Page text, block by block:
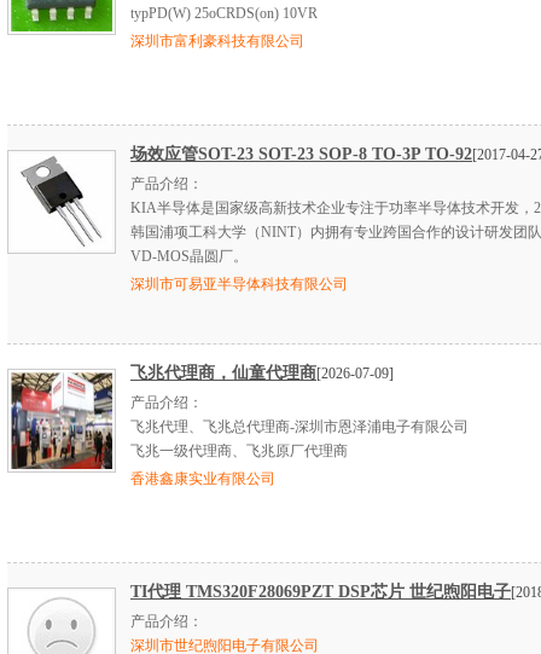
typPD(W) 25oCRDS(on) 10VR
深圳市富利豪科技有限公司
场效应管SOT-23 SOT-23 SOP-8 TO-3P TO-92[2017-04-
产品介绍：
KIA半导体是国家级高新技术企业专注于功率半导体技术开发，
韩国浦项工科大学（NINT）内拥有专业跨国合作的设计研发团
VD-MOS晶圆厂。
深圳市可易亚半导体科技有限公司
飞兆代理商，仙童代理商[2026-07-09]
产品介绍：
飞兆代理、飞兆总代理商-深圳市恩泽浦电子有限公司
飞兆一级代理商、飞兆原厂代理商
香港鑫康实业有限公司
TI代理 TMS320F28069PZT DSP芯片 世纪煦阳电子
产品介绍：
深圳市世纪煦阳电子有限公司